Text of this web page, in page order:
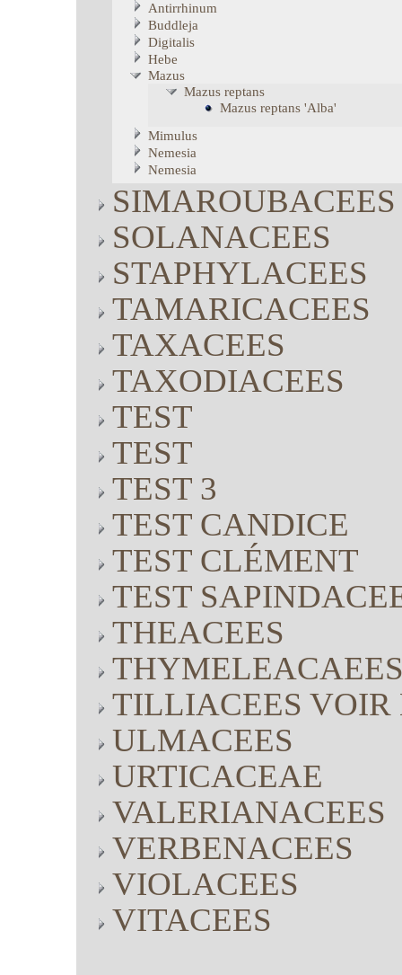
Antirrhinum
Buddleja
Digitalis
Hebe
Mazus
Mazus reptans
Mazus reptans 'Alba'
Mimulus
Nemesia
Nemesia
SIMAROUBACEES
SOLANACEES
STAPHYLACEES
TAMARICACEES
TAXACEES
TAXODIACEES
TEST
TEST
TEST 3
TEST CANDICE
TEST CLÉMENT
TEST
THEACEES
TILLIACEES VOIR
ULMACEES
URTICACEAE
VALERIANACEES
VERBENACEES
VIOLACEES
VITACEES